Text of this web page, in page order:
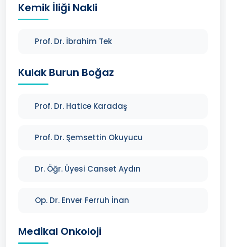
Kemik İliği Nakli
Prof. Dr. İbrahim Tek
Kulak Burun Boğaz
Prof. Dr. Hatice Karadaş
Prof. Dr. Şemsettin Okuyucu
Dr. Öğr. Üyesi Canset Aydın
Op. Dr. Enver Ferruh İnan
Medikal Onkoloji